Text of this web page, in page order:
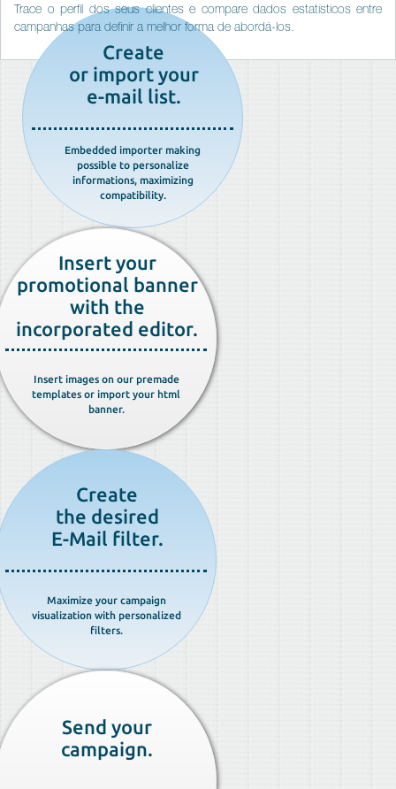
Trace o perfil dos seus clientes e compare dados estatísticos entre
campanhas para definir a melhor forma de abordá-los.
Create
or import your
e-mail list.
Embedded importer making
possible to personalize
informations, maximizing
compatibility.
Insert your
promotional banner
with the
incorporated editor.
Insert images on our premade
templates or import your html
banner.
Create
the desired
E-Mail filter.
Maximize your campaign
visualization with personalized
filters.
Send your
campaign.